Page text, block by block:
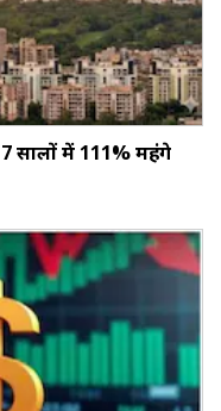
7 सालों में 111% महंगे